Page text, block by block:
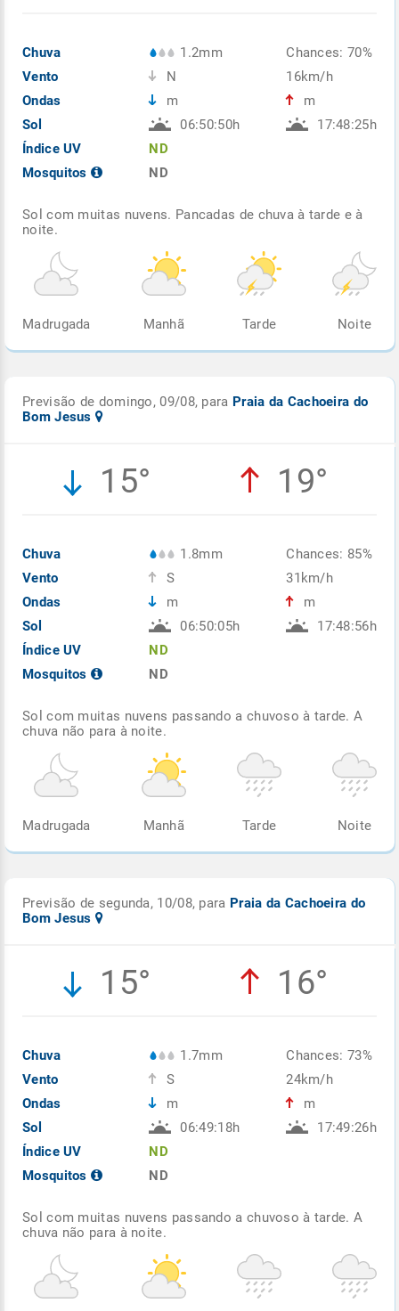
Chuva
Vento
Ondas
Sol
Índice UV
Mosquitos
1.2mm
N
m
06:50:50h
ND
ND
Chances: 70%
16km/h
m
17:48:25h
Sol com muitas nuvens. Pancadas de chuva à tarde e à
noite.
Madrugada Manhã Tarde Noite
Previsão de domingo, 09/08, para Praia da Cachoeira do
Bom Jesus
15° 19°
Chuva
Vento
Ondas
Sol
Índice UV
Mosquitos
1.8mm
S
m
06:50:05h
ND
ND
Chances: 85%
31km/h
m
17:48:56h
Sol com muitas nuvens passando a chuvoso à tarde. A
chuva não para à noite.
Madrugada Manhã Tarde Noite
Previsão de segunda, 10/08, para Praia da Cachoeira do
Bom Jesus
15° 16°
Chuva
Vento
Ondas
Sol
Índice UV
Mosquitos
1.7mm
S
m
06:49:18h
ND
ND
Chances: 73%
24km/h
m
17:49:26h
Sol com muitas nuvens passando a chuvoso à tarde. A
chuva não para à noite.